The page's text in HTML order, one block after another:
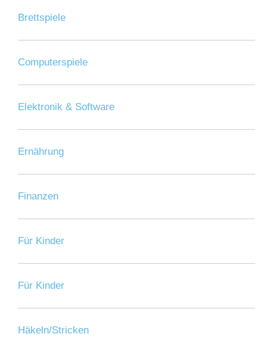
Brettspiele
Computerspiele
Elektronik & Software
Ernährung
Finanzen
Für Kinder
Für Kinder
Häkeln/Stricken